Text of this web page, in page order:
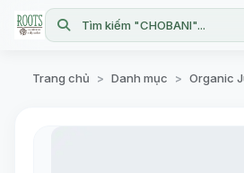
Tìm kiếm "CHOBANI"...
Trang chủ > Danh mục > Organic